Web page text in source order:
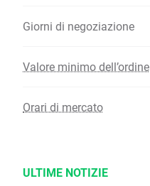
Giorni di negoziazione
Valore minimo dell’ordine
Orari di mercato
ULTIME NOTIZIE